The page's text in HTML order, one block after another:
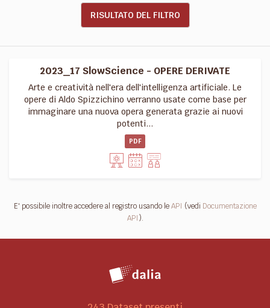
RISULTATO DEL FILTRO
2023_17 SlowScience - OPERE DERIVATE
Arte e creatività nell'era dell'intelligenza artificiale. Le
opere di Aldo Spizzichino verranno usate come base per
immaginare una nuova opera generata grazie ai nuovi
potenti...
PDF
E' possibile inoltre accedere al registro usando leAPI (vedi Documentazione
API).